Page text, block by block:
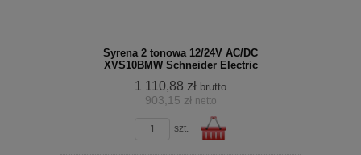
koszyka
Syrena 2 tonowa 12/24V AC/DC
XVS10BMW Schneider Electric
1 110,88 zł brutto
903,15 zł netto
szt.
zobacz szczegóły